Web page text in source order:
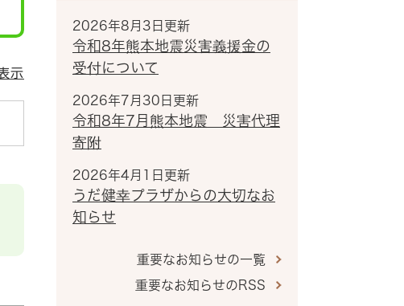
示
2026年8月3日更新
令和8年熊本地震災害義援金の
受付について
2026年7月30日更新
令和8年7月熊本地震 災害代理
寄附
2026年4月1日更新
うだ健幸プラザからの大切なお
知らせ
重要なお知らせの一覧
重要なお知らせのRSS